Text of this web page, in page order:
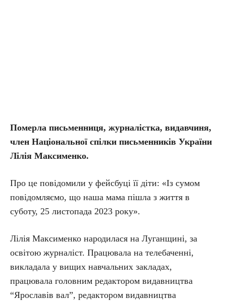
Померла письменниця, журналістка, видавчиня,
член Національної спілки письменників України
Лілія Максименко.
Про це повідомили у фейсбуці її діти: «Із сумом
повідомляємо, що наша мама пішла з життя в
суботу, 25 листопада 2023 року».
Лілія Максименко народилася на Луганщині, за
освітою журналіст. Працювала на телебаченні,
викладала у вищих навчальних закладах,
працювала головним редактором видавництва
“Ярославів вал”, редактором видавництва